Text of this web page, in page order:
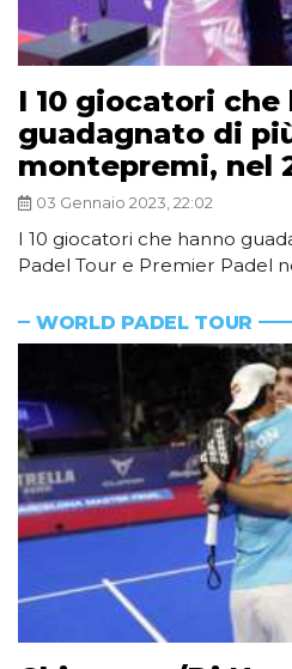
I 10 giocatori che
guadagnato di
montepremi, nel
03 Gennaio 2023, 22:02
I 10 giocatori che hanno
Padel Tour e Premier Padel
WORLD PADEL TOUR